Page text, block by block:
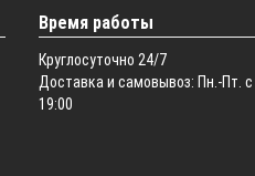
Время работы
Круглосуточно 24/7
Доставка и самовывоз: Пн.-Пт. с
19:00